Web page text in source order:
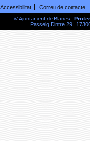
Accessibilitat
Correu de contacte
© Ajuntament de Blanes |
Passeig Dintre 29 |